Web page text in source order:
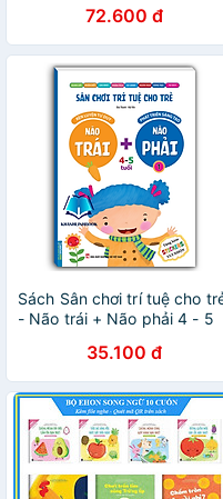
72.600 đ
Sách Sân chơi trí tuệ cho
- Não trái + Não phải 4 - 5
35.100 đ